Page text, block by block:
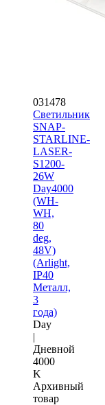
031478
Светильник
SNAP-
STARLINE-
LASER-
S1200-
26W
Day4000
(WH-
WH,
80
deg,
48V)
(Arlight,
IP40
Металл,
3
года)
Day
|
Дневной
4000
K
Архивный
товар